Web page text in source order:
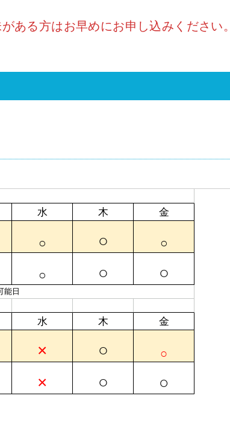
ある方はお早めにお申し込みください。